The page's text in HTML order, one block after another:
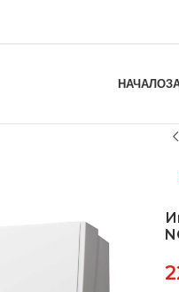
НАЧАЛО